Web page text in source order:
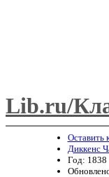
Lib.ru/
Оставить
Диккенс
Год: 1838